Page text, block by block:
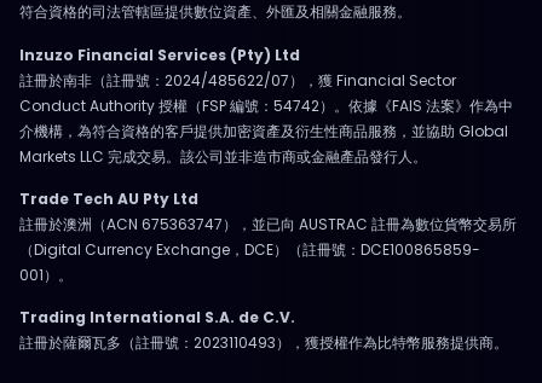
符合資格的司法管轄區提供數位資產、外匯及相關金融服務。
Inzuzo Financial Services (Pty) Ltd
註冊於南非（註冊號：2024/485622/07），獲 Financial Sector
Conduct Authority 授權（FSP 編號：54742）。依據《FAIS 法案》作為中
介機構，為符合資格的客戶提供加密資產及衍生性商品服務，並協助 Global
Markets LLC 完成交易。該公司並非造市商或金融產品發行人。
Trade Tech AU Pty Ltd
註冊於澳洲（ACN 675363747），並已向 AUSTRAC 註冊為數位貨幣交易所
（Digital Currency Exchange，DCE）（註冊號：DCE100865859-
001）。
Trading International S.A. de C.V.
註冊於薩爾瓦多（註冊號：2023110493），獲授權作為比特幣服務提供商。